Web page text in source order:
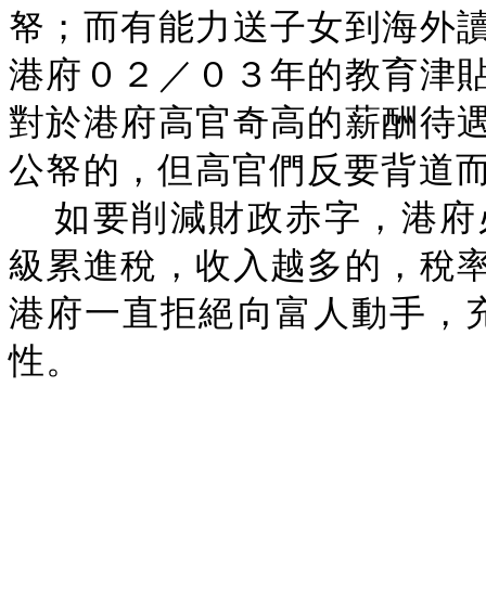
帑；而有能力送子女到海外
港府０２／０３年的教育津
對於港府高官奇高的薪酬待
公帑的，但高官們反要背道
如要削減財政赤字，港
級累進稅，收入越多的，稅
港府一直拒絕向富人動手，
性。